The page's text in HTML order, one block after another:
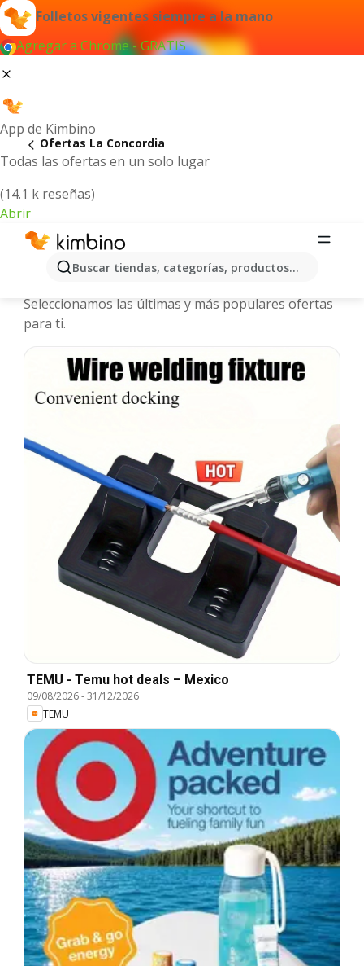
Folletos vigentes siempre a la mano
Agregar a Chrome - GRATIS
App de Kimbino
Todas las ofertas en un solo lugar
(14.1 k reseñas)
Abrir
Buscar tiendas, categorías, productos...
Ofertas La Concordia
La Concordia - Folletos y ofertas más
Seleccionamos las últimas y más populares ofertas
para ti.
TEMU - Temu hot deals – Mexico
09/08/2026-31/12/2026
TEMU